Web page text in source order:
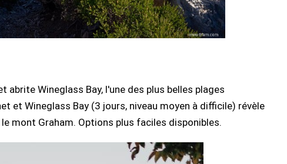
abrite Wineglass Bay, l'une des plus belles plages
et Wineglass Bay (3 jours, niveau moyen à difficile) révèle
mont Graham. Options plus faciles disponibles.